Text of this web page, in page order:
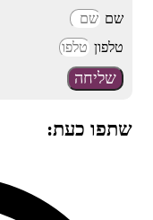
שם
טלפון
שליחה
שתפו כעת: